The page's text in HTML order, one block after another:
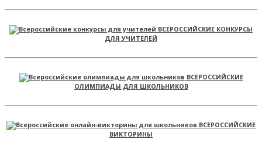
ВСЕРОССИЙСКИЕ КОНКУРСЫ
ДЛЯ УЧИТЕЛЕЙ
ВСЕРОССИЙСКИЕ
ОЛИМПИАДЫ ДЛЯ ШКОЛЬНИКОВ
ВСЕРОССИЙСКИЕ
ВИКТОРИНЫ